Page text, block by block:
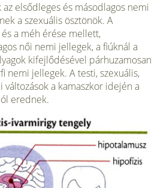
elsődleges és másodlagos nemi
a szexuális ösztönök. A
a méh érése mellett,
női nemi jellegek, a fiúknál a
kifejlődésével párhuzamosan
nemi jellegek. A testi, szexuális,
változások a kamaszkor idején a
erednek.